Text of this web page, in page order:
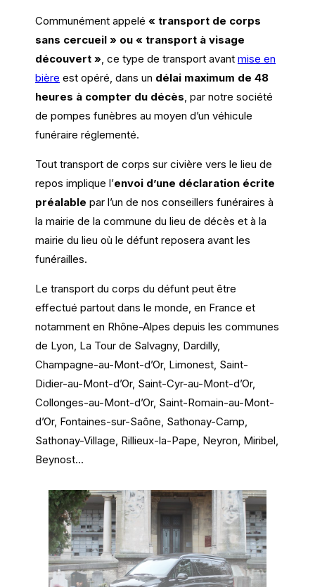
Communément appelé « transport de corps
sans cercueil » ou « transport à visage
découvert », ce type de transport avant mise en
bière est opéré, dans un délai maximum de 48
heures à compter du décès, par notre société
de pompes funèbres au moyen d’un véhicule
funéraire réglementé.
Tout transport de corps sur civière vers le lieu de
repos implique l’envoi d’une déclaration écrite
préalable par l’un de nos conseillers funéraires à
la mairie de la commune du lieu de décès et à la
mairie du lieu où le défunt reposera avant les
funérailles.
Le transport du corps du défunt peut être
effectué partout dans le monde, en France et
notamment en Rhône-Alpes depuis les communes
de Lyon, La Tour de Salvagny, Dardilly,
Champagne-au-Mont-d’Or, Limonest, Saint-
Didier-au-Mont-d’Or, Saint-Cyr-au-Mont-d’Or,
Collonges-au-Mont-d’Or, Saint-Romain-au-Mont-
d’Or, Fontaines-sur-Saône, Sathonay-Camp,
Sathonay-Village, Rillieux-la-Pape, Neyron, Miribel,
Beynost…